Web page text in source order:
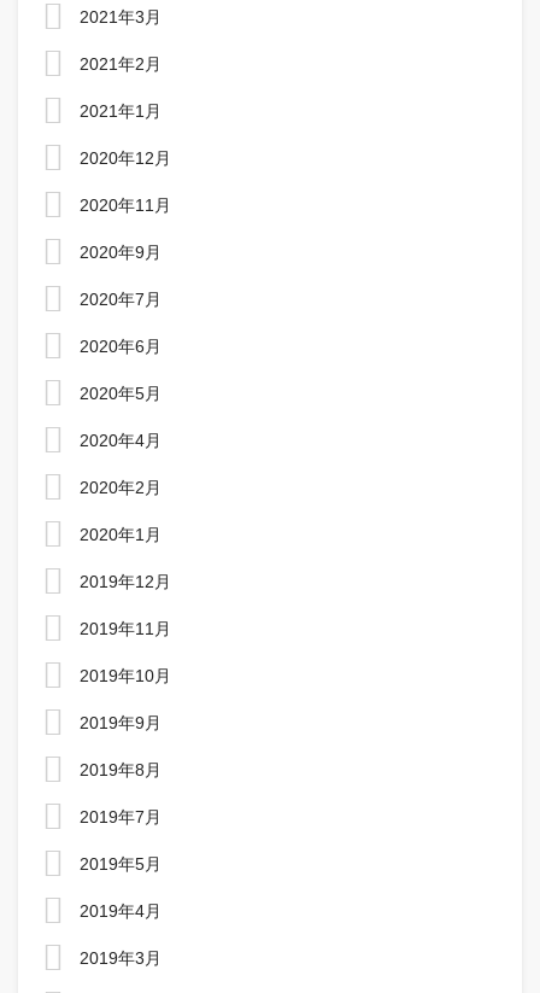
2021年3月
2021年2月
2021年1月
2020年12月
2020年11月
2020年9月
2020年7月
2020年6月
2020年5月
2020年4月
2020年2月
2020年1月
2019年12月
2019年11月
2019年10月
2019年9月
2019年8月
2019年7月
2019年5月
2019年4月
2019年3月